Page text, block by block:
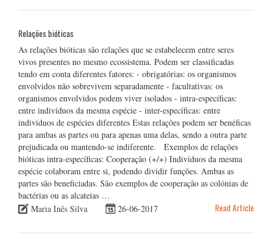
Relações bióticas
As relações bióticas são relações que se estabelecem entre seres
vivos presentes no mesmo ecossistema. Podem ser classificadas
tendo em conta diferentes fatores: - obrigatórias: os organismos
envolvidos não sobrevivem separadamente - facultativas: os
organismos envolvidos podem viver isolados - intra-específicas:
entre indivíduos da mesma espécie - inter-específicas: entre
indivíduos de espécies diferentes Estas relações podem ser benéficas
para ambas as partes ou para apenas uma delas, sendo a outra parte
prejudicada ou mantendo-se indiferente. Exemplos de relações
bióticas intra-específicas: Cooperação (+/+) Indivíduos da mesma
espécie colaboram entre si, podendo dividir funções. Ambas as
partes são beneficiadas. São exemplos de cooperação as colónias de
bactérias ou as alcateias …
Maria Inês Silva
26-06-2017 Read Article